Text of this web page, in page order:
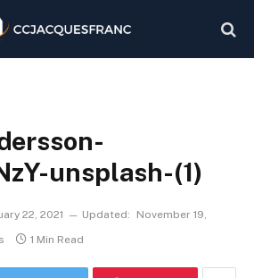
unsplash-(1)
22, 2021 Updated:
November 19,
1 Min Read